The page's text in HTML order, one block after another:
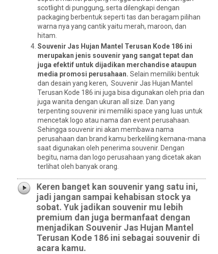
scotlight di punggung, serta dilengkapi dengan
packaging berbentuk seperti tas dan beragam pilihan
warna nya yang cantik yaitu merah, maroon, dan
hitam.
Souvenir Jas Hujan Mantel Terusan Kode 186 ini
merupakan jenis souvenir yang sangat tepat dan
juga efektif untuk dijadikan merchandise ataupun
media promosi perusahaan. Selain memiliki bentuk
dan desain yang keren, Souvenir Jas Hujan Mantel
Terusan Kode 186 ini juga bisa digunakan oleh pria dan
juga wanita dengan ukuran all size. Dan yang
terpenting souvenir ini memiliki space yang luas untuk
mencetak logo atau nama dan event perusahaan.
Sehingga souvenir ini akan membawa nama
perusahaan dan brand kamu berkeliling kemana-mana
saat digunakan oleh penerima souvenir. Dengan
begitu, nama dan logo perusahaan yang dicetak akan
terlihat oleh banyak orang.
Keren banget kan souvenir yang satu ini,
jadi jangan sampai kehabisan stock ya
sobat. Yuk jadikan souvenir mu lebih
premium dan juga bermanfaat dengan
menjadikan Souvenir Jas Hujan Mantel
Terusan Kode 186 ini sebagai souvenir di
acara kamu.